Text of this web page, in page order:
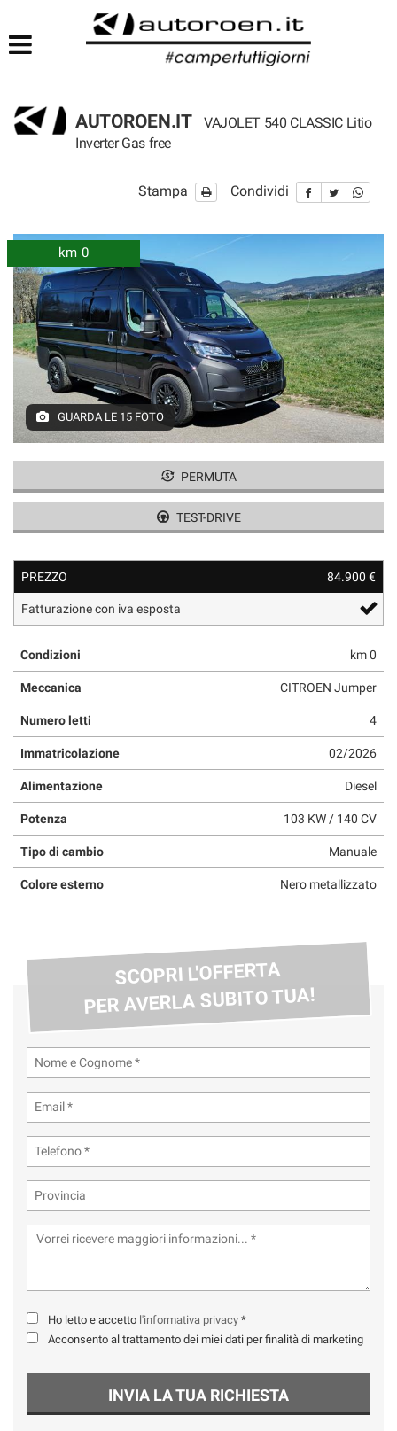
AUTOROEN.IT
VAJOLET 540 CLASSIC Litio
Inverter Gas free
Stampa Condividi
km 0
GUARDA LE 15 FOTO
PERMUTA
TEST-DRIVE
PREZZO 84.900 €
Fatturazione con iva esposta
Condizioni km 0
Meccanica CITROEN Jumper
Numero letti 4
Immatricolazione 02/2026
Alimentazione Diesel
Potenza 103 KW / 140 CV
Tipo di cambio Manuale
Colore esterno Nero metallizzato
SCOPRI L'OFFERTA
PER AVERLA SUBITO TUA!
Ho letto e accetto l'informativa privacy *
Acconsento al trattamento dei miei dati per finalità di marketing
INVIA LA TUA RICHIESTA